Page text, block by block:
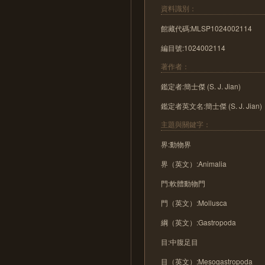
資料識別：
館藏代碼:MLSP1024002114
編目號:1024002114
著作者：
鑑定者:簡士傑 (S. J. Jian)
鑑定者英文名:簡士傑 (S. J. Jian)
主題與關鍵字：
界:動物界
界（英文）:Animalia
門:軟體動物門
門（英文）:Mollusca
綱（英文）:Gastropoda
目:中腹足目
目（英文）:Mesogastropoda